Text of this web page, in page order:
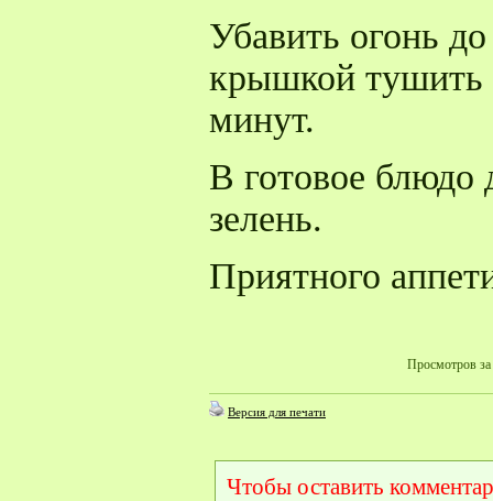
Убавить огонь
крышкой тушить
минут.
В готовое блюдо
зелень.
Приятного
Просмотров за
Версия для печати
Чтобы оставить